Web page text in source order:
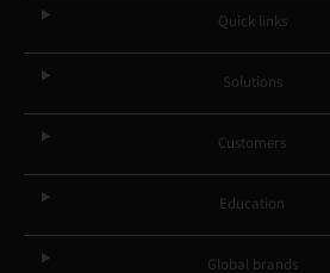
Quick links
Solutions
Customers
Education
Global brands